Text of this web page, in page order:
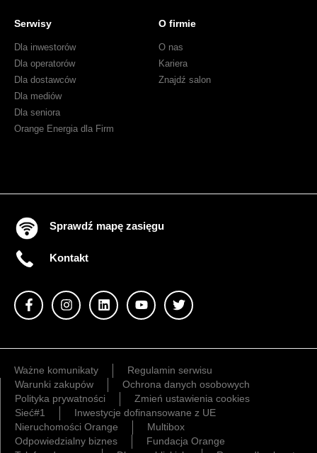
Serwisy
Dla inwestorów
Dla operatorów
Dla dostawców
Dla mediów
Dla seniora
Orange Energia dla Firm
O firmie
O nas
Kariera
Znajdź salon
Sprawdź mapę zasięgu
Kontakt
Ważne komunikaty
Regulamin serwisu
Warunki zakupów
Ochrona danych osobowych
Polityka prywatności
Zmień ustawienia cookies
Sieć#1
Inwestycje dofinansowane z UE
Nieruchomości Orange
Multibox
Odpowiedzialny biznes
Fundacja Orange